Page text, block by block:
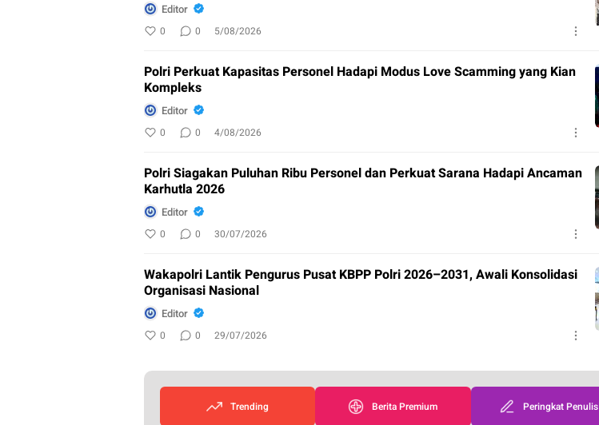
Editor
0 0 5/08/2026
Polri Perkuat Kapasitas Personel Hadapi Modus Love Scamming yang Kian
Kompleks
Editor
0 0 4/08/2026
Polri Siagakan Puluhan Ribu Personel dan Perkuat Sarana Hadapi Ancaman
Karhutla 2026
Editor
0 0 30/07/2026
Wakapolri Lantik Pengurus Pusat KBPP Polri 2026–2031, Awali Konsolidasi
Organisasi Nasional
Editor
0 0 29/07/2026
Trending Berita Premium Peringkat Penulis